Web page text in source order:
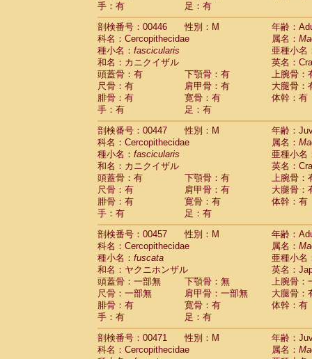
手：有
足：有
剖検番号：00446
性別：M
年齢：
科名：Cercopithecidae
属名：
種小名： fascicularis
亜種小名
和名：カニクイザル
英名：
頭蓋骨：有
下顎骨：有
上腕骨：
尺骨：有
肩甲骨：有
大腿骨：
腓骨：有
寛骨：有
体幹：有
手：有
足：有
剖検番号：00447
性別：M
年齢：
科名：Cercopithecidae
属名：
種小名： fascicularis
亜種小名
和名：カニクイザル
英名：
頭蓋骨：有
下顎骨：有
上腕骨：
尺骨：有
肩甲骨：有
大腿骨：
腓骨：有
寛骨：有
体幹：有
手：有
足：有
剖検番号：00457
性別：M
年齢：
科名：Cercopithecidae
属名：
種小名： fuscata
亜種小名
和名：ヤクニホンザル
英名：
頭蓋骨：一部無
下顎骨：無
上腕骨：
尺骨：一部無
肩甲骨：一部無
大腿骨：
腓骨：有
寛骨：有
体幹：有
手：有
足：有
剖検番号：00471
性別：M
年齢：
科名：Cercopithecidae
属名：